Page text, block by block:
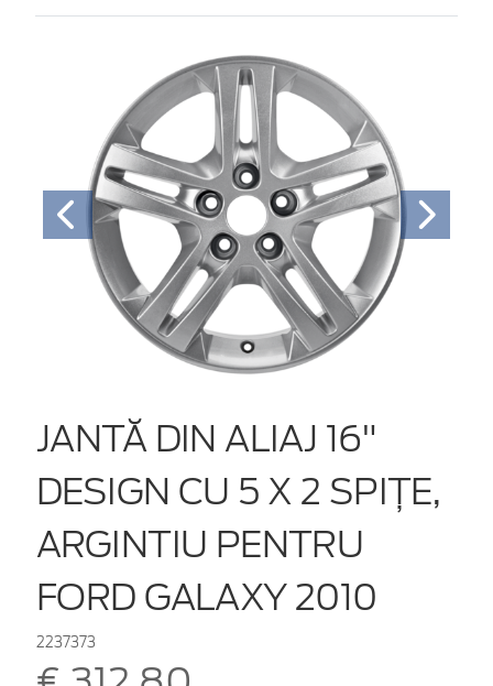
JANTĂ DIN ALIAJ 16"
DESIGN CU 5 X 2 SPIŢE,
ARGINTIU PENTRU
FORD GALAXY 2010
2237373